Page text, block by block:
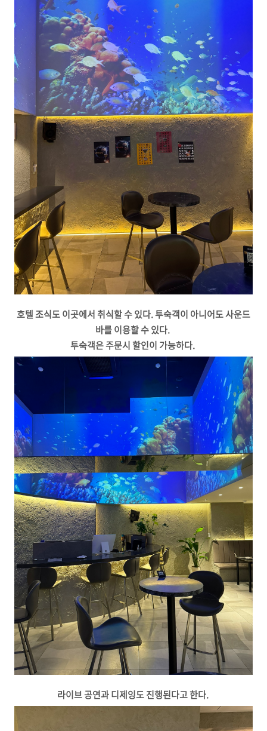
호텔 조식도 이곳에서 취식할 수 있다. 투숙객이 아니어도 사운드
바를 이용할 수 있다.
투숙객은 주문시 할인이 가능하다.
라이브 공연과 디제잉도 진행된다고 한다.